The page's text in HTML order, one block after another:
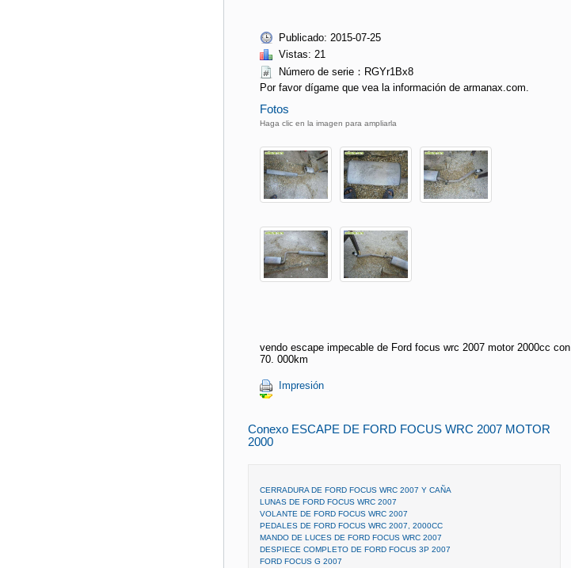
Publicado: 2015-07-25
Vistas: 21
Número de serie：RGYr1Bx8
Por favor dígame que vea la información de armanax.com.
Fotos
Haga clic en la imagen para ampliarla
vendo escape impecable de Ford focus wrc 2007 motor 2000cc con
70. 000km
Impresión
Conexo ESCAPE DE FORD FOCUS WRC 2007 MOTOR
2000
CERRADURA DE FORD FOCUS WRC 2007 Y CAÑA
LUNAS DE FORD FOCUS WRC 2007
VOLANTE DE FORD FOCUS WRC 2007
PEDALES DE FORD FOCUS WRC 2007, 2000CC
MANDO DE LUCES DE FORD FOCUS WRC 2007
DESPIECE COMPLETO DE FORD FOCUS 3P 2007
FORD FOCUS G 2007